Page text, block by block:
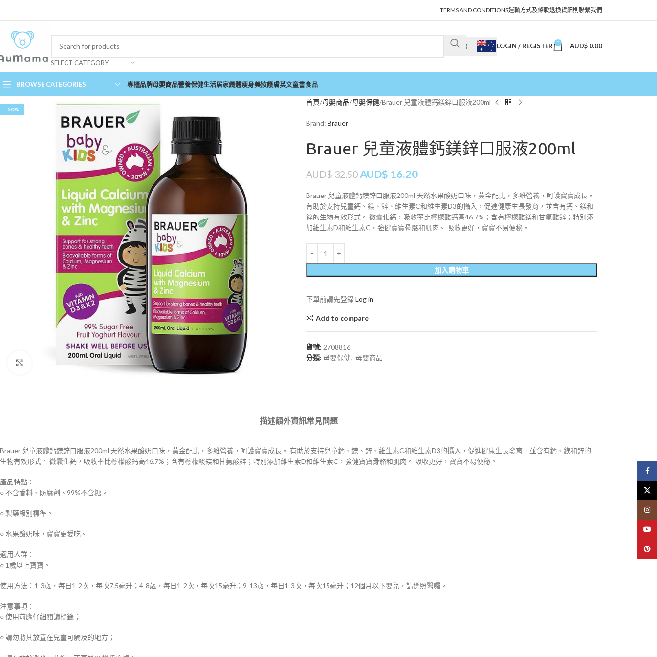
TERMS AND CONDITIONS運輸方式及條款退換貨細則 聯繫我們
SELECT CATEGORY
澳幣 LOGIN / REGISTER 0 AUD$ 0.00
BROWSE CATEGORIES 專櫃品牌母嬰商品營養保健生活居家纖體瘦身美妝護膚英文童書食品
-50%
首頁 母嬰商品 母嬰保健 Brauer 兒童液體鈣鎂鋅口服液200ml
Brand: Brauer
Brauer 兒童液體鈣鎂鋅口服液200ml
AUD$32.50AUD$ 16.20
Brauer 兒童液體鈣鎂鋅口服液200ml 天然水果酸奶口味，黃金配比，多維營養，呵護寶寶成長。
有助於支持兒童鈣、鎂、鋅、維生素C和維生素D3的攝入，促進健康生長發育，並含有鈣、鎂和
鋅的生物有效形式。 微囊化鈣，吸收率比檸檬酸鈣高46.7%；含有檸檬酸鎂和甘氨酸鋅；特別添
加維生素D和維生素C，強健寶寶骨骼和肌肉。 吸收更好，寶寶不易便秘。
加入購物車
下單前請先登錄Log in
Add to compare
貨號: 2708816
分類: 母嬰保健, 母嬰商品
描述額外資訊常見問題
Brauer 兒童液體鈣鎂鋅口服液200ml 天然水果酸奶口味，黃金配比，多維營養，呵護寶寶成長。 有助於支持兒童鈣、鎂、鋅、維生素C和維生素D3的攝入，促進健康生長發育，並含有鈣、鎂和鋅的
生物有效形式。 微囊化鈣，吸收率比檸檬酸鈣高46.7%；含有檸檬酸鎂和甘氨酸鋅；特別添加維生素D和維生素C，強健寶寶骨骼和肌肉。 吸收更好，寶寶不易便秘。
產品特點：
○ 不含香料、防腐劑、99%不含糖。
○ 製藥級別標準。
○ 水果酸奶味，寶寶更愛吃。
適用人群：
○ 1歲以上寶寶。
使用方法：1-3歲，每日1-2次，每次7.5毫升；4-8歲，每日1-2次，每次15毫升；9-13歲，每日1-3次，每次15毫升；12個月以下嬰兒，請遵照醫囑。
注意事項：
○ 使用前應仔細閱讀標籤；
○ 請勿將其放置在兒童可觸及的地方；